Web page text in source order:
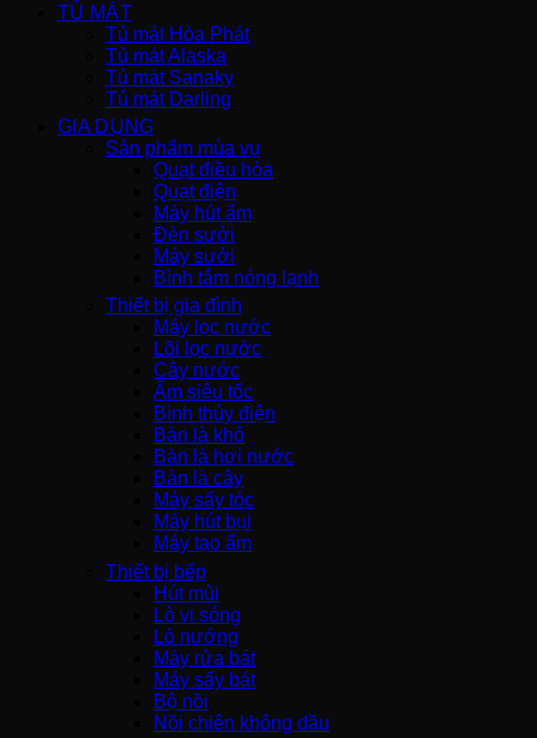
TỦ MÁT
Tủ mát Hòa Phát
Tủ mát Alaska
Tủ mát Sanaky
Tủ mát Darling
GIA DỤNG
Sản phẩm mùa vụ
Quạt điều hòa
Quạt điện
Máy hút ẩm
Đèn sưởi
Máy sưởi
Bình tắm nóng lạnh
Thiết bị gia đình
Máy lọc nước
Lõi lọc nước
Cây nước
Ấm siêu tốc
Bình thủy điện
Bàn là khô
Bàn là hơi nước
Bàn là cây
Máy sấy tóc
Máy hút bụi
Máy tạo ẩm
Thiết bị bếp
Hút mùi
Lò vi sóng
Lò nướng
Máy rửa bát
Máy sấy bát
Bộ nồi
Nồi chiên không dầu